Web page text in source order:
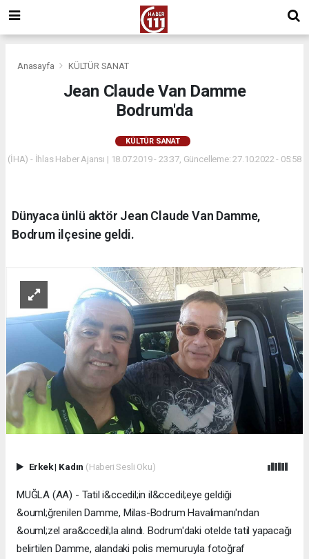
Anasayfa KÜLTÜR SANAT
Jean Claude Van Damme
Bodrum'da
KÜLTÜR SANAT
(İHA) - İhlas Haber Ajansı | 18.07.2019 - 23:37, Güncelleme: 27.10.2022 - 05:58
Dünyaca ünlü aktör Jean Claude Van Damme,
Bodrum ilçesine geldi.
Erkek| Kadın (Haberi Sesli Oku)
MUĞLA (AA) - Tatil i&ccedil;in il&ccedil;eye geldiği
&ouml;ğrenilen Damme, Milas-Bodrum Havalimanı'ndan
&ouml;zel ara&ccedil;la alındı. Bodrum'daki otelde tatil yapacağı
belirtilen Damme, alandaki polis memuruyla fotoğraf